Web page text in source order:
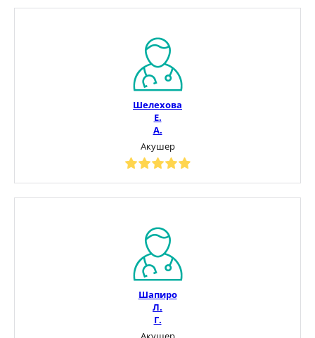
Шелехова
Е.
А.
Акушер
Шапиро
Л.
Г.